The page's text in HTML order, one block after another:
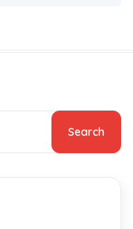
Search